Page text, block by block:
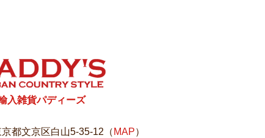
入雑貨パディーズ
都文京区白山5-35-12（ MAP）